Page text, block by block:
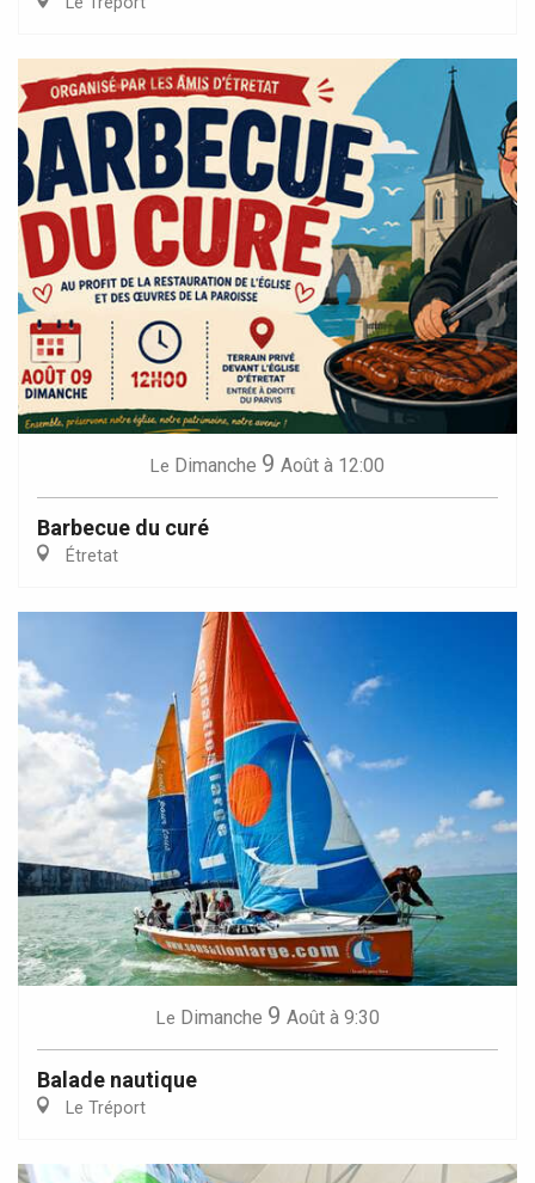
Le Dimanche 9 Août à 12:00
Barbecue du curé
Étretat
Le Dimanche 9 Août à 9:30
Balade nautique
Le Tréport